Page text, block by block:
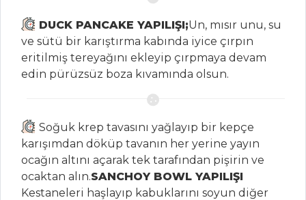
TATLILAR
Muz
Kızartması(Muzlu
DOLGULU
TARÇINLI MERENG
Çikolatalı Mini
Kekeler
DUCK PANCAKE YAPILIŞI;Un, mısır unu, su
ve sütü bir karıştırma kabında iyice çırpın
eritilmiş tereyağını ekleyip çırpmaya devam
edin pürüzsüz boza kıvamında olsun.
Soğuk krep tavasını yağlayıp bir kepçe
karışımdan döküp tavanın her yerine yayın
ocağın altını açarak tek tarafından pişirin ve
ocaktan alın.SANCHOY BOWL YAPILIŞI
Kestaneleri haşlayıp kabuklarını soyun diğer